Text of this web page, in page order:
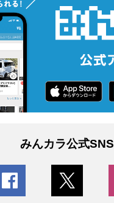
みんカラ公式SNS